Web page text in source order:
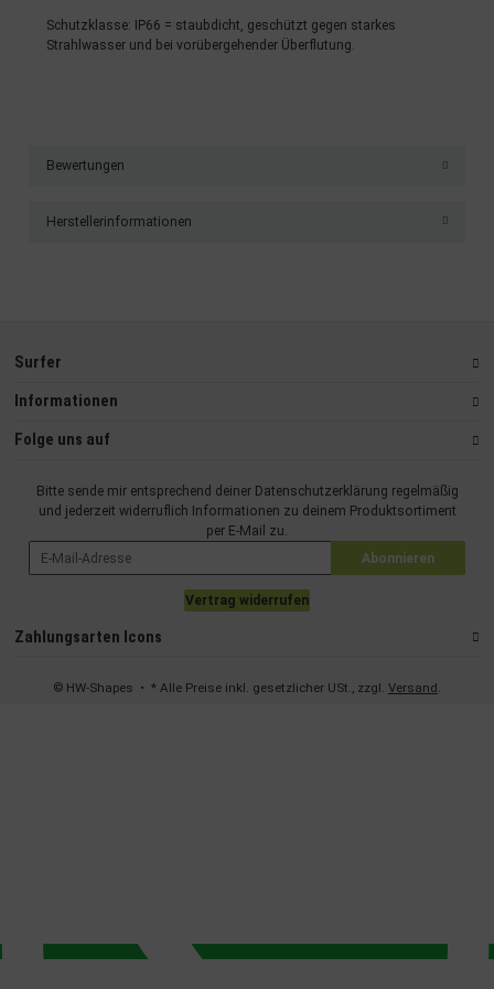
Schutzklasse: IP66 = staubdicht, geschützt gegen starkes
Strahlwasser und bei vorübergehender Überflutung.
Bewertungen
Herstellerinformationen
Surfer
Informationen
Folge uns auf
Bitte sende mir entsprechend deiner Datenschutzerklärung regelmäßig
und jederzeit widerruflich Informationen zu deinem Produktsortiment
per E-Mail zu.
Abonnieren
Vertrag widerrufen
Zahlungsarten Icons
© HW-Shapes • * Alle Preise inkl. gesetzlicher USt., zzgl. Versand.
Besondere Features:
Verwendung genauer Standortdaten